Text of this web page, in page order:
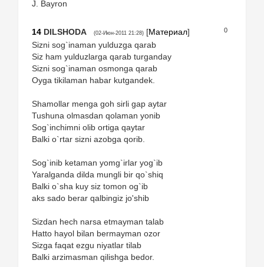
J. Bayron
0
14 DILSHODA (02-Июн-2011 21:28) [Материал]
Sizni sog`inaman yulduzga qarab
Siz ham yulduzlarga qarab turganday
Sizni sog`inaman osmonga qarab
Oyga tikilaman habar kutgandek.
Shamollar menga goh sirli gap aytar
Tushuna olmasdan qolaman yonib
Sog`inchimni olib ortiga qaytar
Balki o`rtar sizni azobga qorib.
Sog`inib ketaman yomg`irlar yog`ib
Yaralganda dilda mungli bir qo`shiq
Balki o`sha kuy siz tomon og`ib
aks sado berar qalbingiz jo'shib
Sizdan hech narsa etmayman talab
Hatto hayol bilan bermayman ozor
Sizga faqat ezgu niyatlar tilab
Balki arzimasman qilishga bedor.